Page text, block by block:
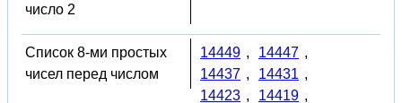
число 2
Список 8-ми простых
чисел перед числом
14449 , 14447 ,
14437 , 14431 ,
14423 , 14419 ,